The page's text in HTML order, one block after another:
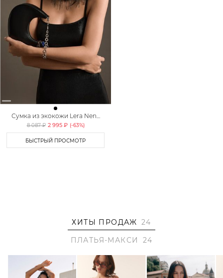
Сумка из экокожи Lera Nena
Unreal
8 087 ₽ 2 995 ₽ (-63%)
БЫСТРЫЙ ПРОСМОТР
ХИТЫ ПРОДАЖ 24
ПЛАТЬЯ-МАКСИ
24